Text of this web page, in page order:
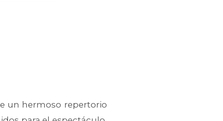
un hermoso repertorio